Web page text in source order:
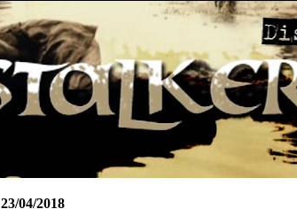
23/04/2018